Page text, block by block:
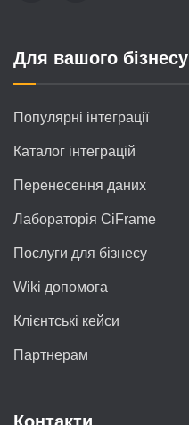
Для вашого бізнесу
Популярні інтеграції
Каталог інтеграцій
Перенесення даних
Лабораторія CiFrame
Послуги для бізнесу
Wiki допомога
Клієнтські кейси
Партнерам